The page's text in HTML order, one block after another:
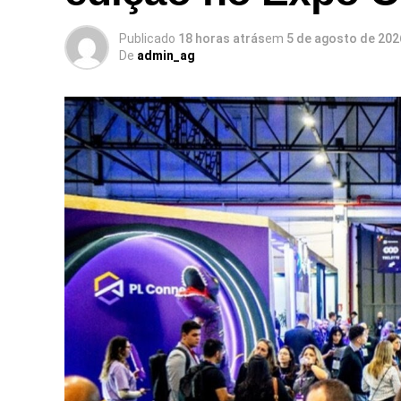
Publicado 18 horas atrásem 5 de agosto de
De admin_ag